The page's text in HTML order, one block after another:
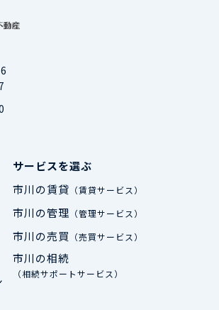
サービスを選ぶ
市川の賃貸 （賃貸サービス）
市川の管理 （管理サービス）
市川の売買 （売買サービス）
市川の相続
（相続サポートサービス）